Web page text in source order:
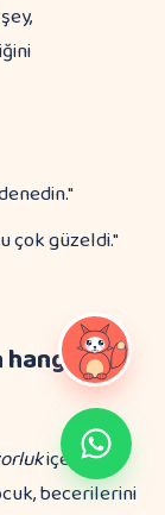
çok güzeldi."
içeren
becerilerini